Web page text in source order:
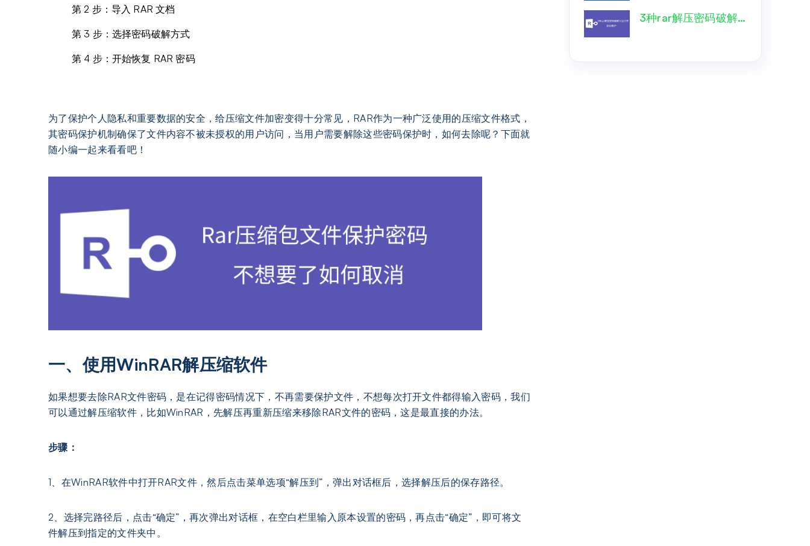
第 2 步：导入 RAR 文档
第 3 步：选择密码破解方式
第 4 步：开始恢复 RAR 密码
为了保护个人隐私和重要数据的安全，给压缩文件加密变得十分常见，RAR作为一种广泛使用的压缩文件格式，
其密码保护机制确保了文件内容不被未授权的用户访问，当用户需要解除这些密码保护时，如何去除呢？下面就
随小编一起来看看吧！
一、使用WinRAR解压缩软件
如果想要去除RAR文件密码，是在记得密码情况下，不再需要保护文件，不想每次打开文件都得输入密码，我们
可以通过解压缩软件，比如WinRAR，先解压再重新压缩来移除RAR文件的密码，这是最直接的办法。
步骤：
1、在WinRAR软件中打开RAR文件，然后点击菜单选项“解压到”，弹出对话框后，选择解压后的保存路径。
2、选择完路径后，点击“确定”，再次弹出对话框，在空白栏里输入原本设置的密码，再点击“确定”，即可将文
件解压到指定的文件夹中。
3种rar解压密码破解方法分享，要收藏好~